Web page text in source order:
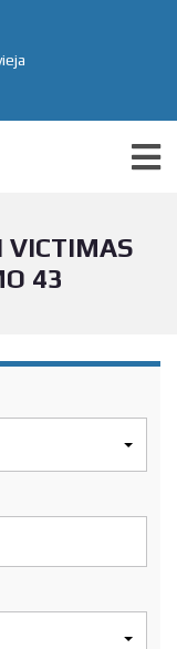
VICTIMAS
43